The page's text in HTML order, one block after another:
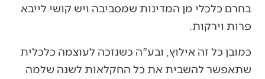
בחרם כלכלי מן המדינות שמסביבה ויש קושי לייבא
פרות וירקות.
כמובן כל זה אילוץ, ובע"ה כשנזכה לעוצמה כלכלית
שתאפשר להשבית את כל החקלאות לשנה שלמה